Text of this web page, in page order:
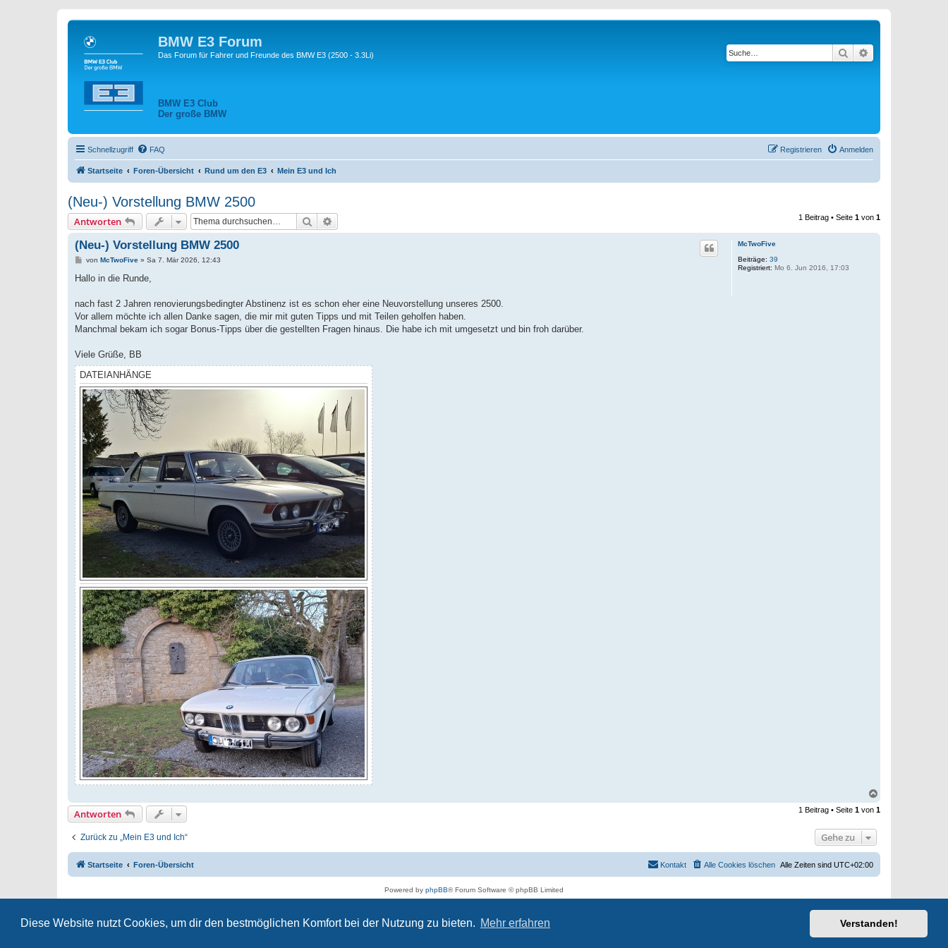
Diese Website nutzt Cookies, um dir den bestmöglichen Komfort bei der Nutzung zu bieten. Mehr erfahren Verstanden!
BMW E3 Forum
Das Forum für Fahrer und Freunde des BMW E3 (2500 - 3.3Li)
BMW E3 Club
Der große BMW
Suche
Schnellzugriff FAQ Anmelden
Registrieren
Startseite Foren-Übersicht Rund um den E3 Mein E3 und Ich
(Neu-) Vorstellung BMW 2500
Antworten Suche 1 Beitrag • Seite 1 von 1
McTwoFive
Beiträge: 39
Registriert: Mo 6. Jun 2016, 17:03
(Neu-) Vorstellung BMW 2500
B
i
a
von McTwoFive» Sa 7. Mär 2026, 12:43
Hallo in die Runde,
nach fast 2 Jahren renovierungsbedingter Abstinenz ist es schon eher eine Neuvorstellung unseres 2500.
Vor allem möchte ich allen Danke sagen, die mir mit guten Tipps und mit Teilen geholfen haben.
Manchmal bekam ich sogar Bonus-Tipps über die gestellten Fragen hinaus. Die habe ich mit umgesetzt und bin froh darüber.
Viele Grüße, BB
DATEIANHÄNGE
c
Antworten 1 Beitrag • Seite 1 von 1
Zurück zu „Mein E3 und Ich“ Gehe zu
Startseite Foren-Übersicht Alle Zeiten sind UTC+02:00
Alle Cookies löschen
Kontakt
Powered by phpBB® Forum Software © phpBB Limited